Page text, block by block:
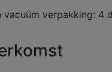
vacuüm verpakking: